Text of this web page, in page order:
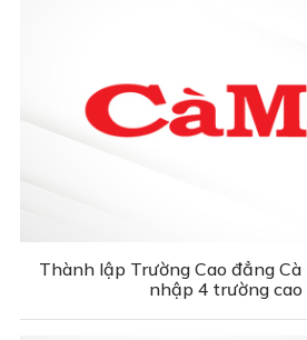
Thành lập Trường Cao đẳng Cà
nhập 4 trường